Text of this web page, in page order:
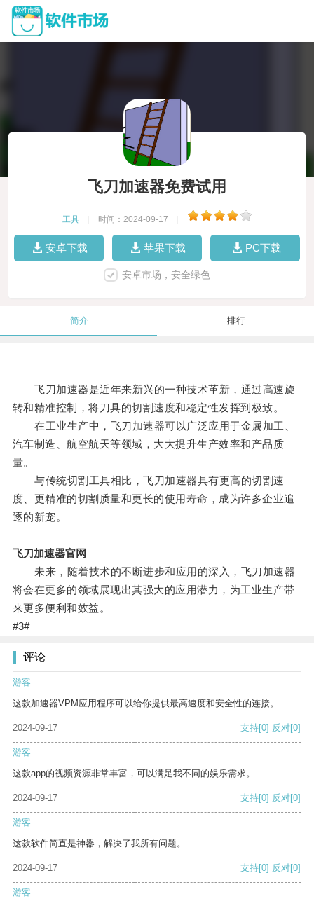
飞刀加速器免费试用
工具 时间：2024-09-17
安卓下载 苹果下载 PC下载
安卓市场，安全绿色
简介 排行
飞刀加速器是近年来新兴的一种技术革新，通过高速旋
转和精准控制，将刀具的切割速度和稳定性发挥到极致。
在工业生产中，飞刀加速器可以广泛应用于金属加工、
汽车制造、航空航天等领域，大大提升生产效率和产品质
量。
与传统切割工具相比，飞刀加速器具有更高的切割速
度、更精准的切割质量和更长的使用寿命，成为许多企业追
逐的新宠。
飞刀加速器官网
未来，随着技术的不断进步和应用的深入，飞刀加速器
将会在更多的领域展现出其强大的应用潜力，为工业生产带
来更多便利和效益。
#3#
评论
游客
这款加速器VPM应用程序可以给你提供最高速度和安全性的连接。
2024-09-17 支持[0] 反对[0]
游客
这款app的视频资源非常丰富，可以满足我不同的娱乐需求。
2024-09-17 支持[0] 反对[0]
游客
这款软件简直是神器，解决了我所有问题。
2024-09-17 支持[0] 反对[0]
游客